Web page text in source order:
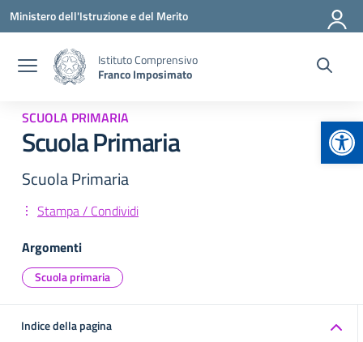
Vai ai contenuti
Vai al menu di navigazione
Vai al footer
Ministero dell'Istruzione e del Merito
Istituto Comprensivo
Franco Imposimato
SCUOLA PRIMARIA
Scuola Primaria
Scuola Primaria
Stampa / Condividi
Argomenti
Scuola primaria
Indice della pagina